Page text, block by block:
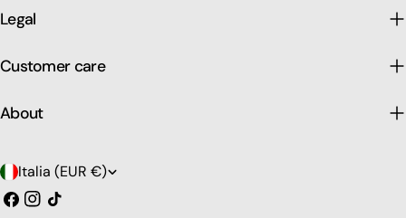
Legal
Customer care
About
P
a
Italia (EUR €)
Facebook
Instagram
Tic